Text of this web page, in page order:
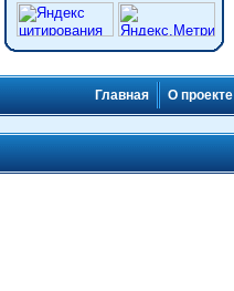
Главная О проекте